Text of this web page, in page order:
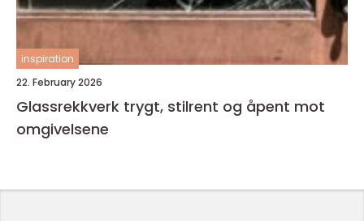
inspiration
22. February 2026
Glassrekkverk trygt, stilrent og åpent mot
omgivelsene